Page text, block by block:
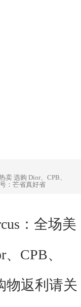
卖 选购 Dior、CPB、
：芒省真好省
：全场美
CPB、
物返利请关